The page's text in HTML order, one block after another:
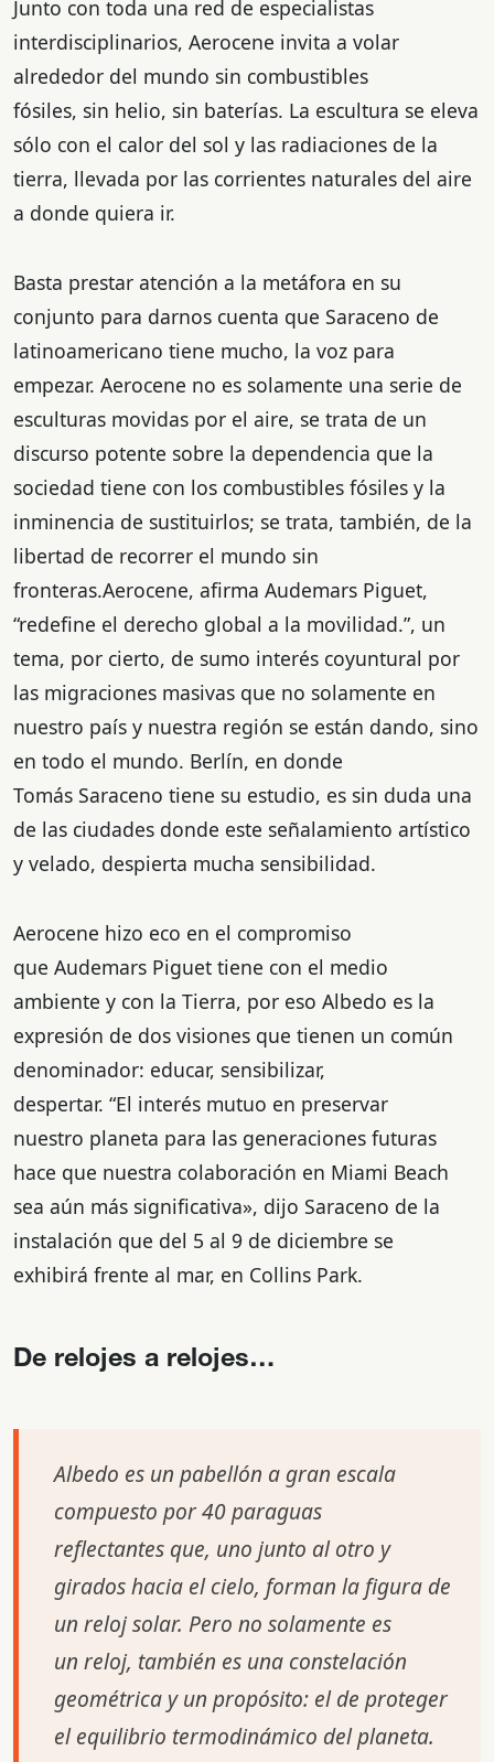
Junto con toda una red de especialistas
interdisciplinarios, Aerocene invita a volar
alrededor del mundo sin combustibles
fósiles, sin helio, sin baterías. La escultura se eleva
sólo con el calor del sol y las radiaciones de la
tierra, llevada por las corrientes naturales del aire
a donde quiera ir.
Basta prestar atención a la metáfora en su
conjunto para darnos cuenta que Saraceno de
latinoamericano tiene mucho, la voz para
empezar. Aerocene no es solamente una serie de
esculturas movidas por el aire, se trata de un
discurso potente sobre la dependencia que la
sociedad tiene con los combustibles fósiles y la
inminencia de sustituirlos; se trata, también, de la
libertad de recorrer el mundo sin
fronteras.Aerocene, afirma Audemars Piguet,
“redefine el derecho global a la movilidad.”, un
tema, por cierto, de sumo interés coyuntural por
las migraciones masivas que no solamente en
nuestro país y nuestra región se están dando, sino
en todo el mundo. Berlín, en donde
Tomás Saraceno tiene su estudio, es sin duda una
de las ciudades donde este señalamiento artístico
y velado, despierta mucha sensibilidad.
Aerocene hizo eco en el compromiso
que Audemars Piguet tiene con el medio
ambiente y con la Tierra, por eso Albedo es la
expresión de dos visiones que tienen un común
denominador: educar, sensibilizar,
despertar. “El interés mutuo en preservar
nuestro planeta para las generaciones futuras
hace que nuestra colaboración en Miami Beach
sea aún más significativa», dijo Saraceno de la
instalación que del 5 al 9 de diciembre se
exhibirá frente al mar, en Collins Park.
De relojes a relojes…
Albedo es un pabellón a gran escala
compuesto por 40 paraguas
reflectantes que, uno junto al otro y
girados hacia el cielo, forman la figura de
un reloj solar. Pero no solamente es
un reloj, también es una constelación
geométrica y un propósito: el de proteger
el equilibrio termodinámico del planeta.